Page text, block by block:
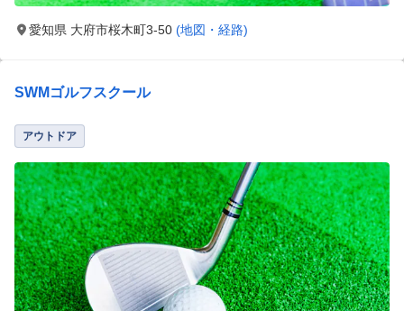
愛知県 大府市桜木町3-50 (地図・経路)
SWMゴルフスクール
アウトドア